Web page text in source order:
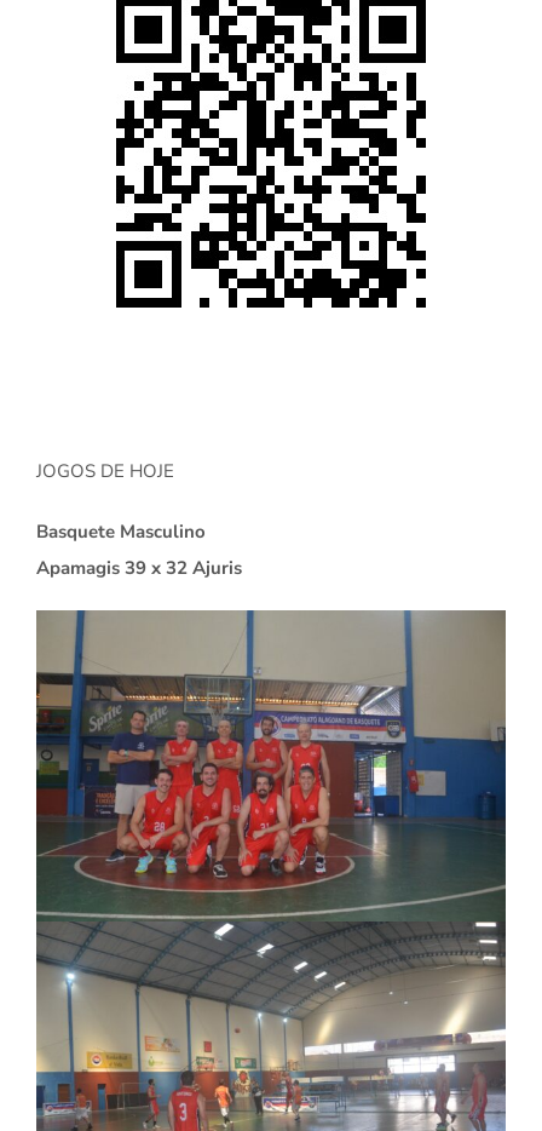
JOGOS DE HOJE
Basquete Masculino
Apamagis 39 x 32 Ajuris